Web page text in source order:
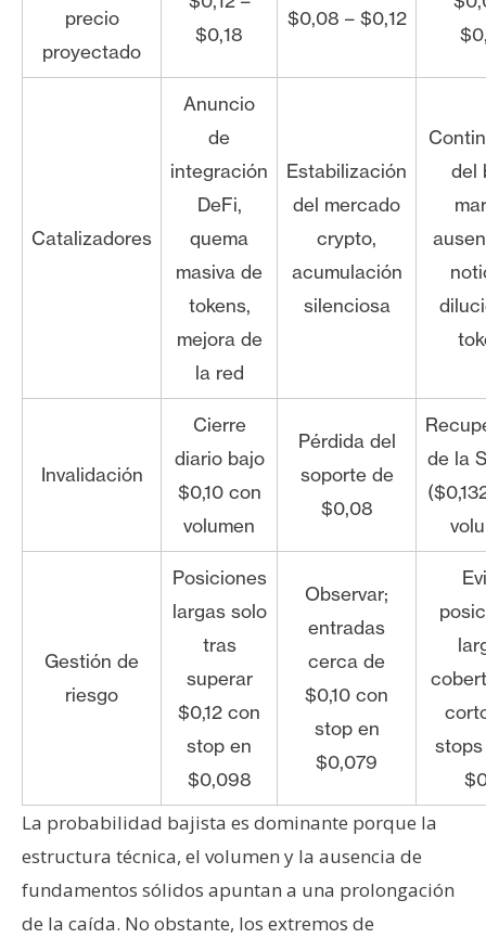
precio
proyectado
$0,18
$0,08 – $0,12
Catalizadores
Anuncio
de
integración
DeFi,
quema
masiva de
tokens,
mejora de
la red
Estabilización
del mercado
crypto,
acumulación
silenciosa
del
Invalidación
Cierre
diario bajo
$0,10 con
volumen
Pérdida del
soporte de
$0,08
de la
Gestión de
riesgo
Posiciones
largas solo
tras
superar
$0,12 con
stop en
$0,098
Observar;
entradas
cerca de
$0,10 con
stop en
$0,079
La probabilidad bajista es dominante porque la
estructura técnica, el volumen y la ausencia de
fundamentos sólidos apuntan a una prolongación
de la caída. No obstante, los extremos de